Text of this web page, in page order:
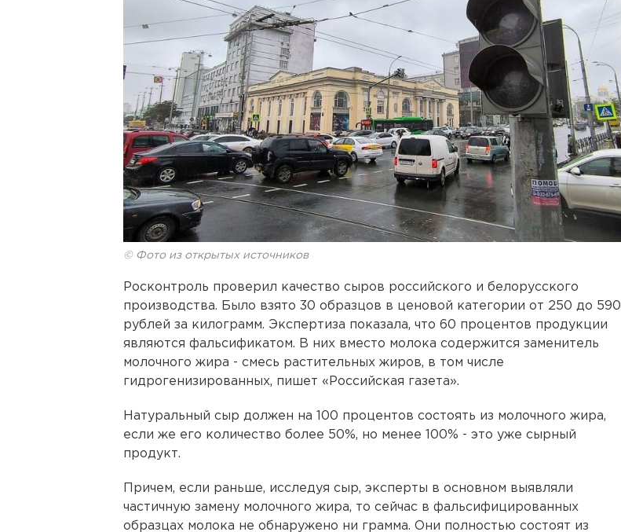
© Фото из открытых источников
Росконтроль проверил качество сыров российского и белорусского
производства. Было взято 30 образцов в ценовой категории от 250 до 590
рублей за килограмм. Экспертиза показала, что 60 процентов продукции
являются фальсификатом. В них вместо молока содержится заменитель
молочного жира - смесь растительных жиров, в том числе
гидрогенизированных, пишет «Российская газета».
Натуральный сыр должен на 100 процентов состоять из молочного жира,
если же его количество более 50%, но менее 100% - это уже сырный
продукт.
Причем, если раньше, исследуя сыр, эксперты в основном выявляли
частичную замену молочного жира, то сейчас в фальсифицированных
образцах молока не обнаружено ни грамма. Они полностью состоят из